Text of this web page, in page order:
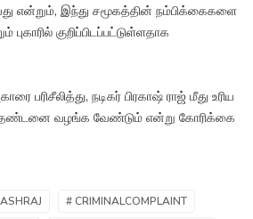
என்றும், இந்து சமூகத்தின் நம்பிக்கைகளை
குறிப்பிடப்பட்டுள்ளதாக
பரிசீலித்து, நடிகர் பிரகாஷ் ராஜ் மீது உரிய
தண்டனை வழங்க வேண்டும் என்று கோரிக்கை
# CRIMINALCOMPLAINT